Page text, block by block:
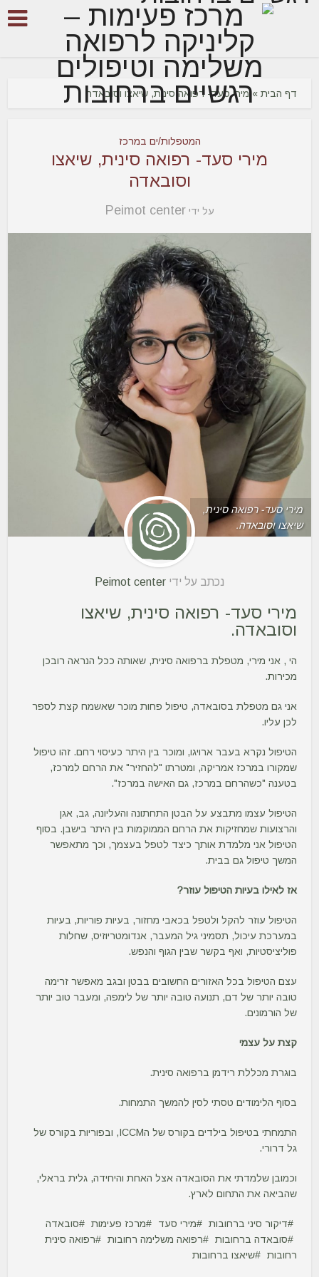
דף הבית »מירי סעד- רפואה סינית, שיאצו וסובאדה
המטפלות/ים במרכז
מירי סעד- רפואה סינית, שיאצו
וסובאדה
על ידיPeimot center
מירי סעד- רפואה סינית,
שיאצו וסובאדה.
נכתב על ידי Peimot center
מירי סעד- רפואה סינית, שיאצו
וסובאדה.
הי , אני מירי, מטפלת ברפואה סינית, שאותה ככל הנראה רובכן
מכירות.
אני גם מטפלת בסובאדה, טיפול פחות מוכר שאשמח קצת לספר
לכן עליו.
הטיפול נקרא בעבר ארויגו, ומוכר בין היתר כעיסוי רחם. זהו טיפול
שמקורו במרכז אמריקה, ומטרתו "להחזיר" את הרחם למרכז,
בטענה "כשהרחם במרכז, גם האישה במרכז".
הטיפול עצמו מתבצע על הבטן התחתונה והעליונה, גב, אגן
והרצועות שמחזיקות את הרחם הממוקמות בין היתר בישבן. בסוף
הטיפול אני מלמדת אותך כיצד לטפל בעצמך, וכך מתאפשר
המשך טיפול גם בבית.
אז לאילו בעיות הטיפול עוזר?
הטיפול עוזר להקל ולטפל בכאבי מחזור, בעיות פוריות, בעיות
במערכת עיכול, תסמיני גיל המעבר, אנדומטריוזיס, שחלות
פוליציסטיות, ואף בקשר שבין הגוף והנפש.
עצם הטיפול בכל האזורים החשובים בבטן ובגב מאפשר זרימה
טובה יותר של דם, תנועה טובה יותר של לימפה, ומעבר טוב יותר
של הורמונים.
קצת על עצמי
בוגרת מכללת רידמן ברפואה סינית.
בסוף הלימודים טסתי לסין להמשך התמחות.
התמחתי בטיפול בילדים בקורס של הICCM, ובפוריות בקורס של
גל דרורי.
וכמובן שלמדתי את הסובאדה אצל האחת והיחידה, גלית בראלי,
שהביאה את התחום לארץ.
דיקור סיני ברחובות מירי סעד מרכז פעימות
סובאדה
סובאדה ברחובות
רפואה משלימה רחובות
רפואה סינית
רחובות
שיאצו ברחובות